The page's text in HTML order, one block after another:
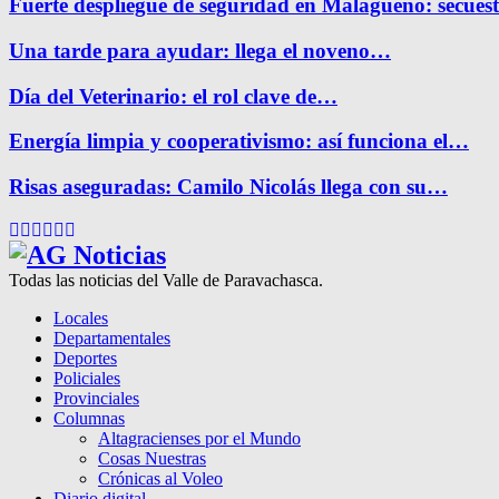
Fuerte despliegue de seguridad en Malagueño:
Una tarde para ayudar: llega el noveno…
Día del Veterinario: el rol clave de…
Energía limpia y cooperativismo: así funciona el…
Risas aseguradas: Camilo Nicolás llega con su…
Facebook
Twitter
Instagram
Pinterest
Google
Todas las noticias del Valle de Paravachasca.
Locales
Departamentales
Deportes
Policiales
Provinciales
Columnas
Altagracienses por el Mundo
Cosas Nuestras
Crónicas al Voleo